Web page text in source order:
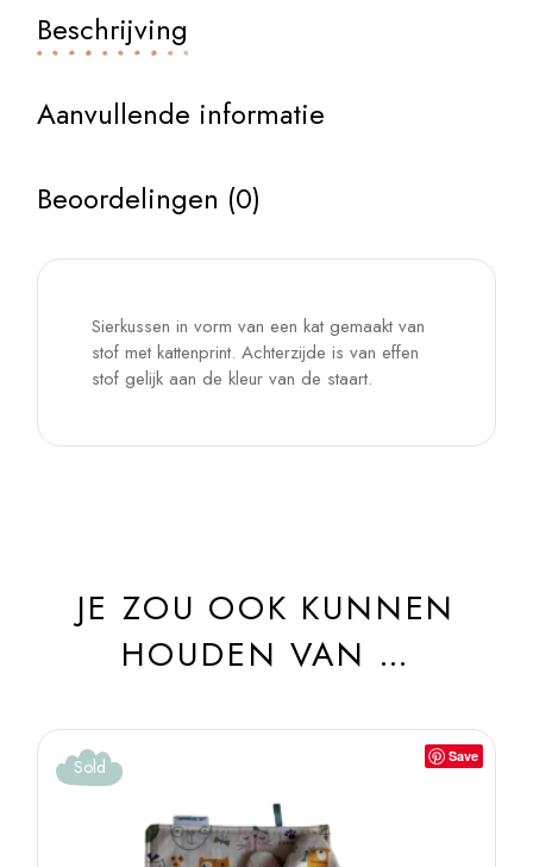
Beschrijving
Aanvullende informatie
Beoordelingen (0)
Sierkussen in vorm van een kat gemaakt van
stof met kattenprint. Achterzijde is van effen
stof gelijk aan de kleur van de staart.
JE ZOU OOK KUNNEN
HOUDEN VAN …
Save
Sold